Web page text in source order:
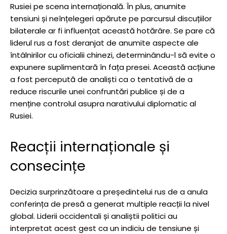
Rusiei pe scena internațională. În plus, anumite
tensiuni și neînțelegeri apărute pe parcursul discuțiilor
bilaterale ar fi influențat această hotărâre. Se pare că
liderul rus a fost deranjat de anumite aspecte ale
întâlnirilor cu oficialii chinezi, determinându-l să evite o
expunere suplimentară în fața presei. Această acțiune
a fost percepută de analiști ca o tentativă de a
reduce riscurile unei confruntări publice și de a
menține controlul asupra narativului diplomatic al
Rusiei.
Reacții internaționale și
consecințe
Decizia surprinzătoare a președintelui rus de a anula
conferința de presă a generat multiple reacții la nivel
global. Liderii occidentali și analiștii politici au
interpretat acest gest ca un indiciu de tensiune și